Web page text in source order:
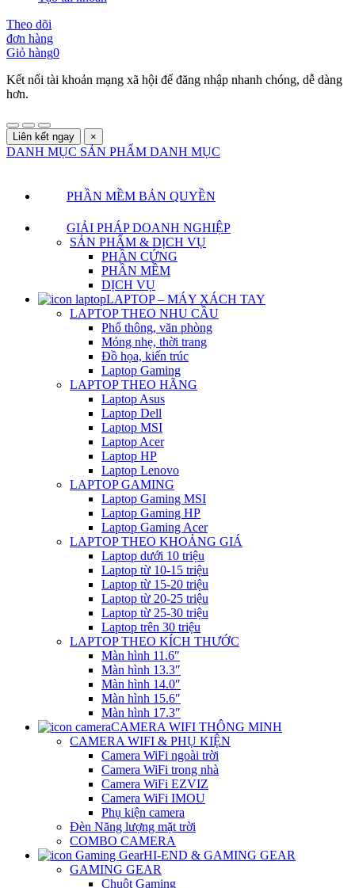
Theo dõi
đơn hàng
Giỏ hàng0
Kết nối tài khoản mạng xã hội để đăng nhập nhanh chóng, dễ dàng
hơn.
Liên kết ngay ×
DANH MỤC SẢN PHẨM DANH MỤC
PHẦN MỀM BẢN QUYỀN
GIẢI PHÁP DOANH NGHIỆP
SẢN PHẨM & DỊCH VỤ
PHẦN CỨNG
PHẦN MỀM
DỊCH VỤ
LAPTOP – MÁY XÁCH TAY
LAPTOP THEO NHU CẦU
Phổ thông, văn phòng
Mỏng nhẹ, thời trang
Đồ họa, kiến trúc
Laptop Gaming
LAPTOP THEO HÃNG
Laptop Asus
Laptop Dell
Laptop MSI
Laptop Acer
Laptop HP
Laptop Lenovo
LAPTOP GAMING
Laptop Gaming MSI
Laptop Gaming HP
Laptop Gaming Acer
LAPTOP THEO KHOẢNG GIÁ
Laptop dưới 10 triệu
Laptop từ 10-15 triệu
Laptop từ 15-20 triệu
Laptop từ 20-25 triệu
Laptop từ 25-30 triệu
Laptop trên 30 triệu
LAPTOP THEO KÍCH THƯỚC
Màn hình 11.6″
Màn hình 13.3″
Màn hình 14.0″
Màn hình 15.6″
Màn hình 17.3″
CAMERA WIFI THÔNG MINH
CAMERA WIFI & PHỤ KIỆN
Camera WiFi ngoài trời
Camera WiFi trong nhà
Camera WiFi EZVIZ
Camera WiFi IMOU
Phụ kiện camera
Đèn Năng lượng mặt trời
COMBO CAMERA
HI-END & GAMING GEAR
GAMING GEAR
Chuột Gaming